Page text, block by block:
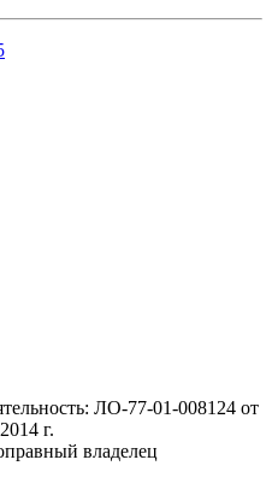
ЛО-77-01-008124 от
г.
владелец